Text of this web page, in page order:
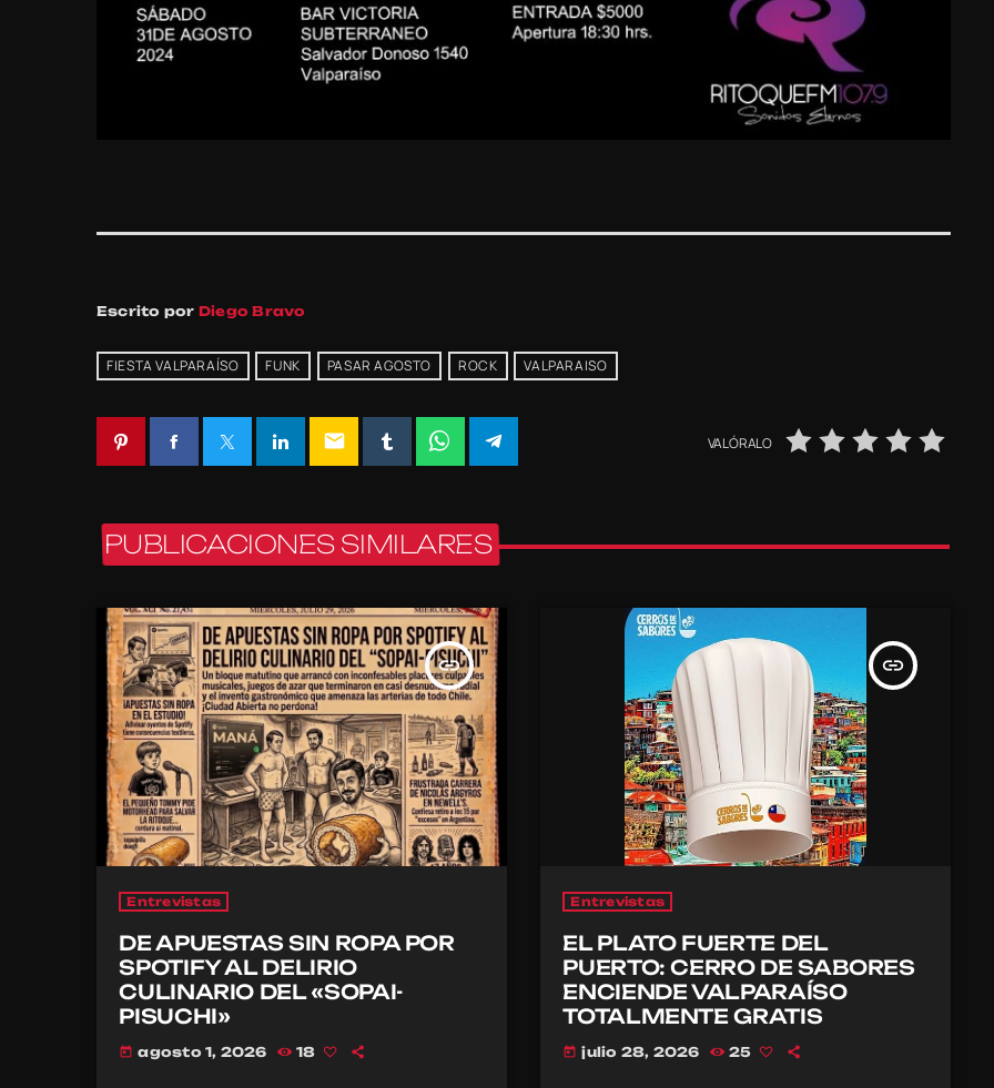
Escrito por Diego Bravo
FIESTA VALPARAÍSO FUNK PASAR AGOSTO ROCK VALPARAISO
email VALÓRALO
PUBLICACIONES SIMILARES
insert_link
Entrevistas
DE APUESTAS SIN ROPA POR
SPOTIFY AL DELIRIO
CULINARIO DEL «SOPAI-
PISUCHI»
today agosto 1, 2026 18
insert_link
Entrevistas
EL PLATO FUERTE DEL
PUERTO: CERRO DE SABORES
ENCIENDE VALPARAÍSO
TOTALMENTE GRATIS
today julio 28, 2026 25